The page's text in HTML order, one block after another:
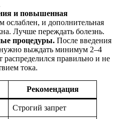
и повышенная
ослаблен, и дополнительная
Лучше переждать болезнь.
процедуры. После введения
выждать минимум 2–4
распределился правильно и не
тока.
Рекомендация
Строгий запрет